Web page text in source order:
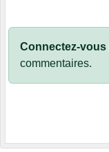
Connectez-vous
commentaires.